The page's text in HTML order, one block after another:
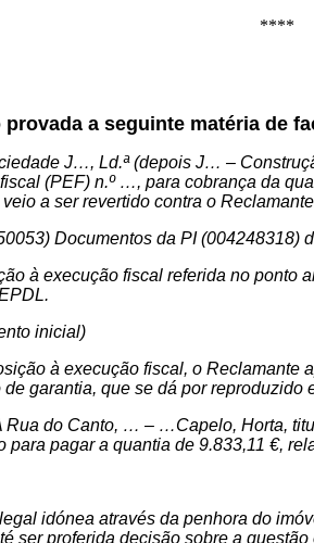
****
a seguinte matéria de
J…, Ld.ª (depois J… –
(PEF) n.º …, para cobrança da
a ser revertido contra o
Documentos da PI (004248318)
à execução fiscal referida no ponto
inicial)
à execução fiscal, o Reclamante
garantia, que se dá por reproduzido
do Canto, … – …Capelo, Horta,
pagar a quantia de 9.833,11 €,
idónea através da penhora do
ser proferida decisão sobre a questão